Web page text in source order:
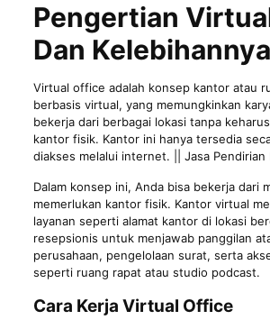
Pengertian
Dan Kelebihannya
Virtual office adalah konsep kantor atau
berbasis virtual, yang memungkinkan
bekerja dari berbagai lokasi tanpa
kantor fisik. Kantor ini hanya tersedia
diakses melalui internet. || Jasa Pendirian
Dalam konsep ini, Anda bisa bekerja dari
memerlukan kantor fisik. Kantor virtual
layanan seperti alamat kantor di lokasi
resepsionis untuk menjawab panggilan
perusahaan, pengelolaan surat, serta
seperti ruang rapat atau studio podcast.
Cara Kerja Virtual Office